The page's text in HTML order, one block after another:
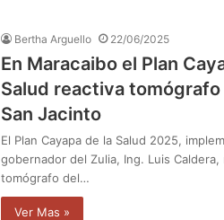
Bertha Arguello 22/06/2025
En Maracaibo el Plan
Salud reactiva tomógrafo
San Jacinto
El Plan Cayapa de la Salud 2025,
gobernador del Zulia, Ing. Luis Caldera,
tomógrafo del…
Ver Mas »